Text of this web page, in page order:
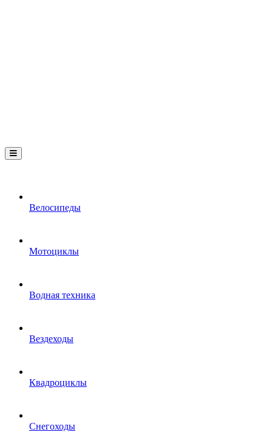
Велосипеды
Мотоциклы
Водная техника
Вездеходы
Квадроциклы
Снегоходы